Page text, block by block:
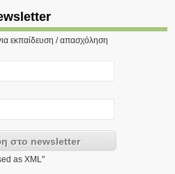
εκπαίδευση / απασχόληση
as XML"